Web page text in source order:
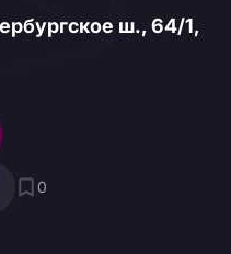
ш., 64/1,
0